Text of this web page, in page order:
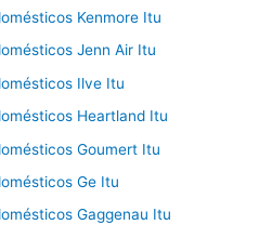
Kenmore Itu
Jenn Air Itu
Ilve Itu
Heartland Itu
Goumert Itu
Ge Itu
Gaggenau Itu